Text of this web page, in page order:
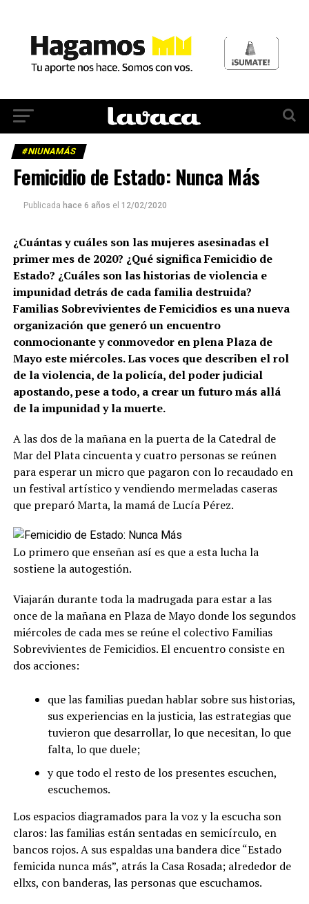
#NIUNAMÁS
Femicidio de Estado: Nunca Más
Publicada hace 6 años el 12/02/2020
¿Cuántas y cuáles son las mujeres asesinadas el
primer mes de 2020? ¿Qué significa Femicidio de
Estado? ¿Cuáles son las historias de violencia e
impunidad detrás de cada familia destruida?
Familias Sobrevivientes de Femicidios es una nueva
organización que generó un encuentro
conmocionante y conmovedor en plena Plaza de
Mayo este miércoles. Las voces que describen el rol
de la violencia, de la policía, del poder judicial
apostando, pese a todo, a crear un futuro más allá
de la impunidad y la muerte.
A las dos de la mañana en la puerta de la Catedral de
Mar del Plata cincuenta y cuatro personas se reúnen
para esperar un micro que pagaron con lo recaudado en
un festival artístico y vendiendo mermeladas caseras
que preparó Marta, la mamá de Lucía Pérez.
Lo primero que enseñan así es que a esta lucha la
sostiene la autogestión.
Viajarán durante toda la madrugada para estar a las
once de la mañana en Plaza de Mayo donde los segundos
miércoles de cada mes se reúne el colectivo Familias
Sobrevivientes de Femicidios. El encuentro consiste en
dos acciones:
que las familias puedan hablar sobre sus historias,
sus experiencias en la justicia, las estrategias que
tuvieron que desarrollar, lo que necesitan, lo que
falta, lo que duele;
y que todo el resto de los presentes escuchen,
escuchemos.
Los espacios diagramados para la voz y la escucha son
claros: las familias están sentadas en semicírculo, en
bancos rojos. A sus espaldas una bandera dice “Estado
femicida nunca más”, atrás la Casa Rosada; alrededor de
ellxs, con banderas, las personas que escuchamos.